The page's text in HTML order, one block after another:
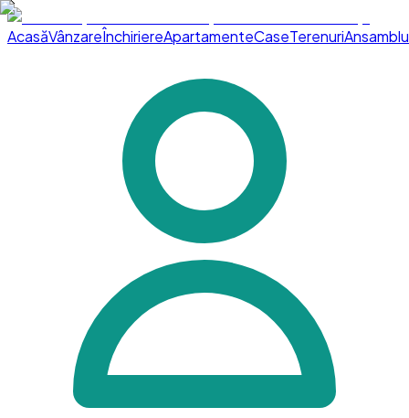
AcasăVânzareÎnchiriereApartamenteCaseTerenuri